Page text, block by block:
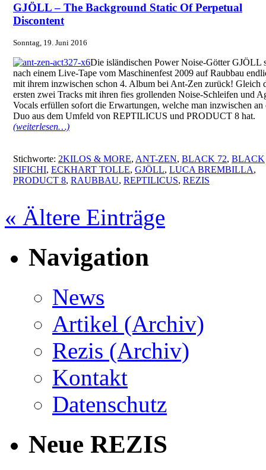
GJÖLL – The Background Static Of Perpetual
Discontent
Sonntag, 19. Juni 2016
Die isländischen Power Noise-Götter GJÖLL
nach einem Live-Tape vom Maschinenfest 2009 auf Raubbau
mit ihrem inzwischen schon 4. Album bei Ant-Zen zurück! Gleich
ersten zwei Tracks mit ihren fies grollenden Noise-Schleifen und
Vocals erfüllen sofort die Erwartungen, welche man inzwischen an
Duo aus dem Umfeld von REPTILICUS und PRODUCT 8 hat.
(weiterlesen…)
Stichworte: 2KILOS & MORE, ANT-ZEN, BLACK 72, BLACK
SIFICHI, ECKHART TOLLE, GJÖLL, LUCA BREMBILLA,
PRODUCT 8, RAUBBAU, REPTILICUS, REZIS
« Ältere Einträge
Navigation
News
Artikel (Archiv)
Rezis (Archiv)
Kontakt
Datenschutz
Neue REZIS